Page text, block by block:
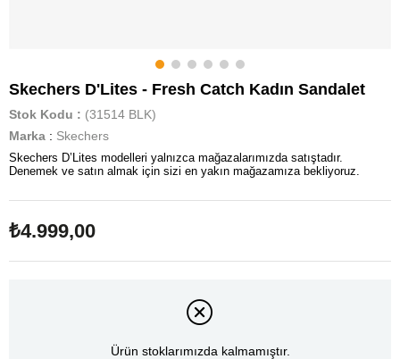
Skechers D'Lites - Fresh Catch Kadın Sandalet
Stok Kodu
(31514 BLK)
Marka : Skechers
Skechers D’Lites modelleri yalnızca mağazalarımızda satıştadır.
Denemek ve satın almak için sizi en yakın mağazamıza bekliyoruz.
₺4.999,00
Ürün stoklarımızda kalmamıştır.